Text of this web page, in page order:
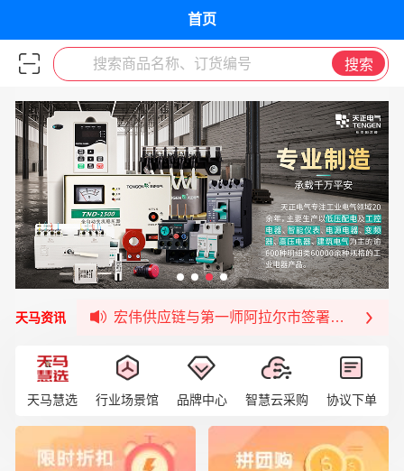
首页
搜索商品名称、订货编号 搜索
天马资讯
宏伟天马平台喜迎战略合作伙伴——航天动力
签约喜讯 | 宏伟与中铝集团成功签约！
福清核电—WD-40产品交流会圆满结束
天马慧选 行业场景馆 品牌中心 智慧云采购 协议下单